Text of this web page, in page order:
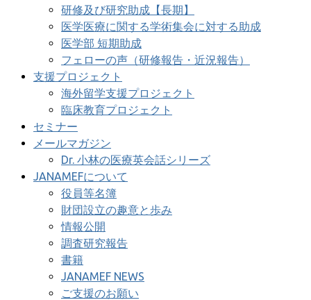
研修及び研究助成【長期】
医学医療に関する学術集会に対する助成
医学部 短期助成
フェローの声（研修報告・近況報告）
支援プロジェクト
海外留学支援プロジェクト
臨床教育プロジェクト
セミナー
メールマガジン
Dr. 小林の医療英会話シリーズ
JANAMEFについて
役員等名簿
財団設立の趣意と歩み
情報公開
調査研究報告
書籍
JANAMEF NEWS
ご支援のお願い